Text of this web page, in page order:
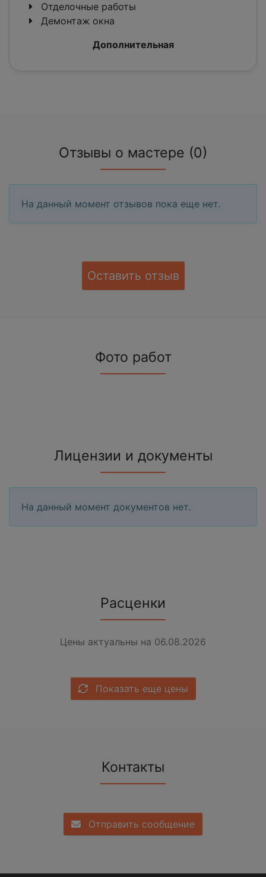
Отделочные работы
Демонтаж окна
Дополнительная
Отзывы о мастере (0)
На данный момент отзывов пока еще нет.
Оставить отзыв
Фото работ
Лицензии и документы
На данный момент документов нет.
Расценки
Цены актуальны на 06.08.2026
Показать еще цены
Контакты
Отправить сообщение